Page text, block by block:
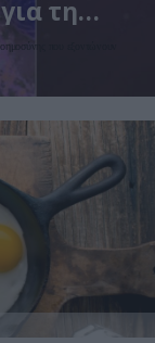
τη
που εξοντώνουν